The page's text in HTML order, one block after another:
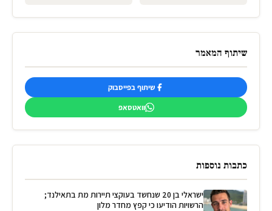
שיתוף המאמר
שיתוף בפייסבוק
וואטסאפ
כתבות נוספות
ישראלי בן 20 שנחשד בעוקצי תיירות מת בתאילנד;
הרשויות הודיעו כי קפץ מחדר מלון